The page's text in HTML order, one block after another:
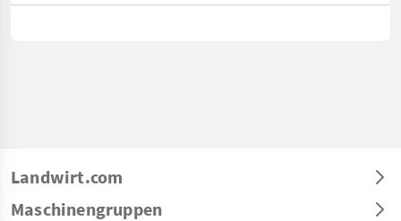
Landwirt.com
Maschinengruppen